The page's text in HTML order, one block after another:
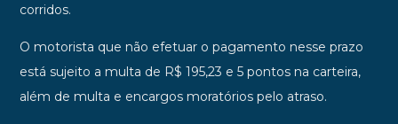
corridos.
O motorista que não efetuar o pagamento nesse prazo
está sujeito a multa de R$ 195,23 e 5 pontos na carteira,
além de multa e encargos moratórios pelo atraso.